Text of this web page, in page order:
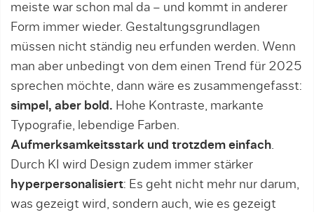
meiste war schon mal da – und kommt in anderer
Form immer wieder. Gestaltungsgrundlagen
müssen nicht ständig neu erfunden werden. Wenn
man aber unbedingt von dem einen Trend für 2025
sprechen möchte, dann wäre es zusammengefasst:
simpel, aber bold. Hohe Kontraste, markante
Typografie, lebendige Farben.
Aufmerksamkeitsstark und trotzdem einfach.
Durch KI wird Design zudem immer stärker
hyperpersonalisiert: Es geht nicht mehr nur darum,
was gezeigt wird, sondern auch, wie es gezeigt